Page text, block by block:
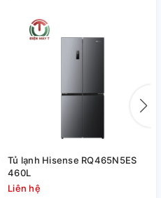
Tủ lạnh Hisense RQ465N5ES
460L
Liên hệ